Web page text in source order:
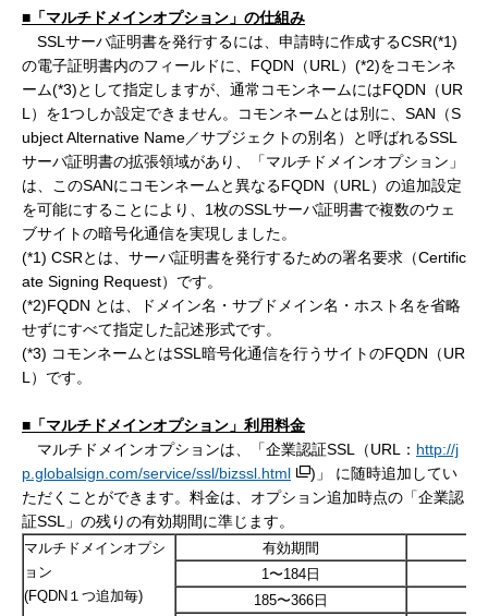
■「マルチドメインオプション」の仕組み
SSLサーバ証明書を発行するには、申請時に作成するCSR(*1)
の電子証明書内のフィールドに、FQDN（URL）(*2)をコモンネ
ーム(*3)として指定しますが、通常コモンネームにはFQDN（UR
L）を1つしか設定できません。コモンネームとは別に、SAN（S
ubject Alternative Name／サブジェクトの別名）と呼ばれるSSL
サーバ証明書の拡張領域があり、「マルチドメインオプション」
は、このSANにコモンネームと異なるFQDN（URL）の追加設定
を可能にすることにより、1枚のSSLサーバ証明書で複数のウェ
ブサイトの暗号化通信を実現しました。
(*1) CSRとは、サーバ証明書を発行するための署名要求（Certific
ate Signing Request）です。
(*2)FQDN とは、ドメイン名・サブドメイン名・ホスト名を省略
せずにすべて指定した記述形式です。
(*3) コモンネームとはSSL暗号化通信を行うサイトのFQDN（UR
L）です。
■「マルチドメインオプション」利用料金
マルチドメインオプションは、「企業認証SSL（URL： http://j
p.globalsign.com/service/ssl/bizssl.html
)」 に随時追加してい
ただくことができます。料金は、オプション追加時点の「企業認
証SSL」の残りの有効期間に準じます。
マルチドメインオプシ
ョン
(FQDN１つ追加毎)
有効期間
1〜184日
185〜366日